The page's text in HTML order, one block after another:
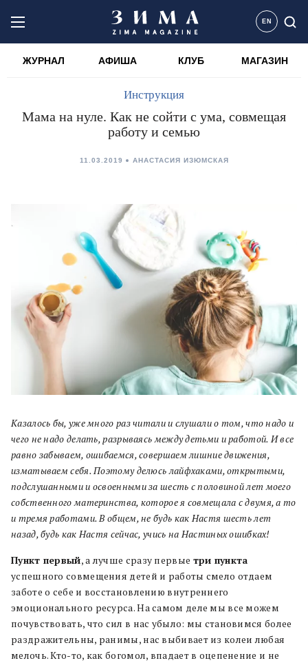
EN
ЖУРНАЛ АФИША КЛУБ МАГАЗИН
Инструкция
Мама на нуле. Как не сойти с ума, совмещая
работу и семью
11.03.2019 АНАСТАСИЯ ИЗЮМСКАЯ
Казалось бы, уже много раз читали и слушали о том, что надо и
чего не надо делать, разрываясь между детьми и работой. И все
равно забываем, ошибаемся, совершаем лишние движения,
изматываем себя. Поэтому делюсь лайфхаками, открытыми,
подслушанными и освоенными за шесть с половиной лет моего
собственного материнства, которое я совмещала с двумя, а то
и тремя работами. В общем, не будь как Настя шесть лет
назад, будь как Настя сейчас, учись на Настиных ошибках!
Пункт первый, а лучше сразу первые три пункта
успешного совмещения детей и работы смело отдаем
заботе о себе и восстановлению внутреннего
эмоционального ресурса. На самом деле мы все можем
почувствовать, что сил в нас убыло: мы становимся более
раздражительны, ранимы, нас выбивает из колеи любая
мелочь. Кто-то, как богомол, впадает в оцепенение и не